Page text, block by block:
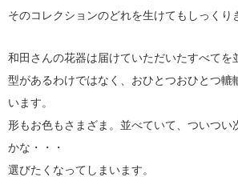
そのコレクションのどれを生けてもしっくり
和田さんの花器は届けていただいたすべてを
型があるわけではなく、おひとつおひとつ轆
います。
形もお色もさまざま。並べていて、ついつい
かな・・・
選びたくなってしまいます。